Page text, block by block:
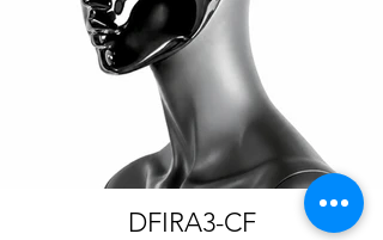
DFIRA3-CF